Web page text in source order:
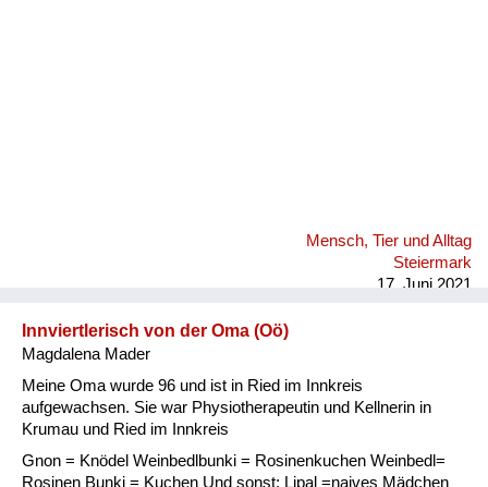
Mensch, Tier und Alltag
Steiermark
17. Juni 2021
Innviertlerisch von der Oma (Oö)
Magdalena Mader
Meine Oma wurde 96 und ist in Ried im Innkreis
aufgewachsen. Sie war Physiotherapeutin und Kellnerin in
Krumau und Ried im Innkreis
Gnon = Knödel Weinbedlbunki = Rosinenkuchen Weinbedl=
Rosinen Bunki = Kuchen Und sonst: Lipal =naives Mädchen